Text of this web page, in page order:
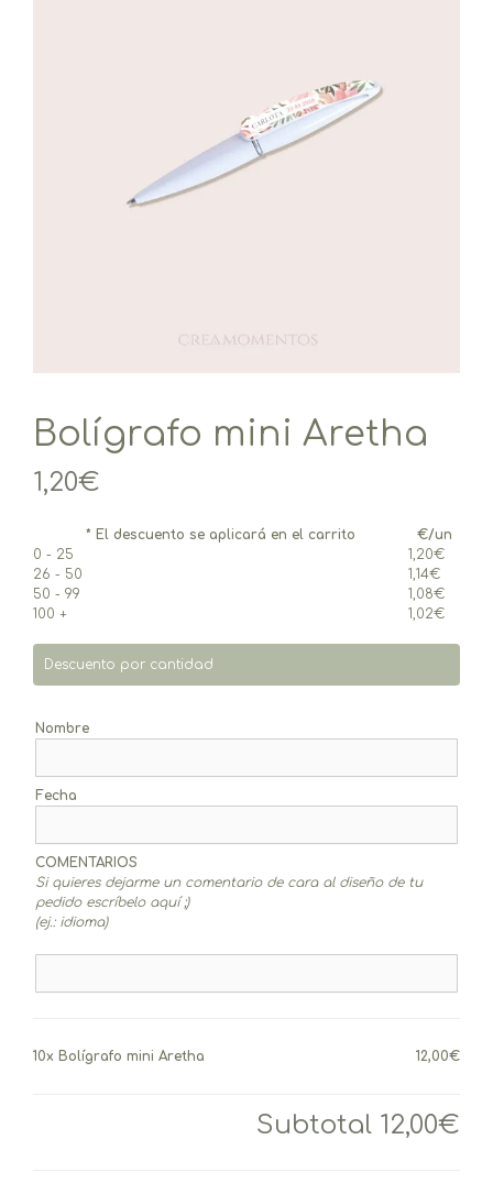
Bolígrafo mini Aretha
1,20€
* El descuento se aplicará en el carrito
€/un
0 - 25
1,20€
26 - 50
1,14€
50 - 99
1,08€
100 +
1,02€
Descuento por cantidad
Nombre
Fecha
COMENTARIOS
Si quieres dejarme un comentario de cara al diseño de tu
pedido escríbelo aquí ;)
(ej.: idioma)
10x Bolígrafo mini Aretha 12,00€
Subtotal 12,00€